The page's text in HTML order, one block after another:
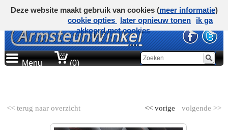
Menu (0)
<< terug naar overzicht volgende >>
<< vorige
Deze website maakt gebruik van cookies (meer informatie)
cookie opties
later opnieuw tonen
ik ga
akkoord met cookies